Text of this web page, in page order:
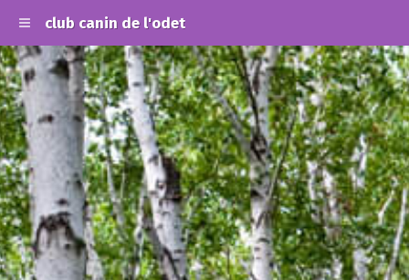
club canin de l'odet